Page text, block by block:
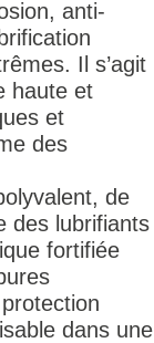
anti-
Il s’agit
haute et
et
des
de
des lubrifiants
fortifiée
dans une